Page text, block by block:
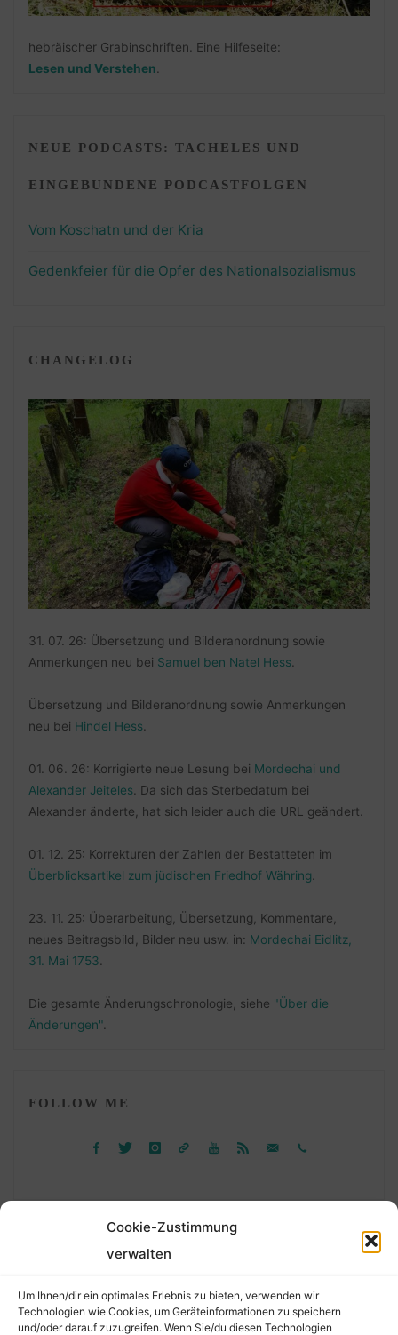
Cookie-Zustimmung
verwalten
Um Ihnen/dir ein optimales Erlebnis zu bieten, verwenden wir
Technologien wie Cookies, um Geräteinformationen zu speichern
und/oder darauf zuzugreifen. Wenn Sie/du diesen Technologien
hebräischer Grabinschriften. Eine Hilfeseite:
Lesen und Verstehen.
NEUE PODCASTS: TACHELES UND
EINGEBUNDENE PODCASTFOLGEN
Vom Koschatn und der Kria
Gedenkfeier für die Opfer des Nationalsozialismus
CHANGELOG
31. 07. 26: Übersetzung und Bilderanordnung sowie
Anmerkungen neu bei Samuel ben Natel Hess
Übersetzung und Bilderanordnung sowie Anmerkungen
neu bei Hindel Hess
01. 06. 26: Korrigierte neue Lesung bei Mordechai und
Alexander Jeiteles . Da sich das Sterbedatum bei
Alexander änderte, hat sich leider auch die URL geändert.
01. 12. 25: Korrekturen der Zahlen der Bestatteten im
Überblicksartikel zum jüdischen Friedhof Währing
23. 11. 25: Überarbeitung, Übersetzung, Kommentare,
neues Beitragsbild, Bilder neu usw. in: Mordechai Eidlitz,
31. Mai 1753
Die gesamte Änderungschronologie, siehe "Über die
Änderungen".
FOLLOW ME
nach: